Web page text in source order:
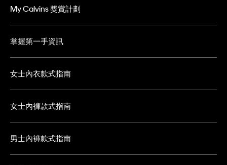
My Calvins 獎賞計劃
掌握第一手資訊
女士內衣款式指南
女士內褲款式指南
男士內褲款式指南